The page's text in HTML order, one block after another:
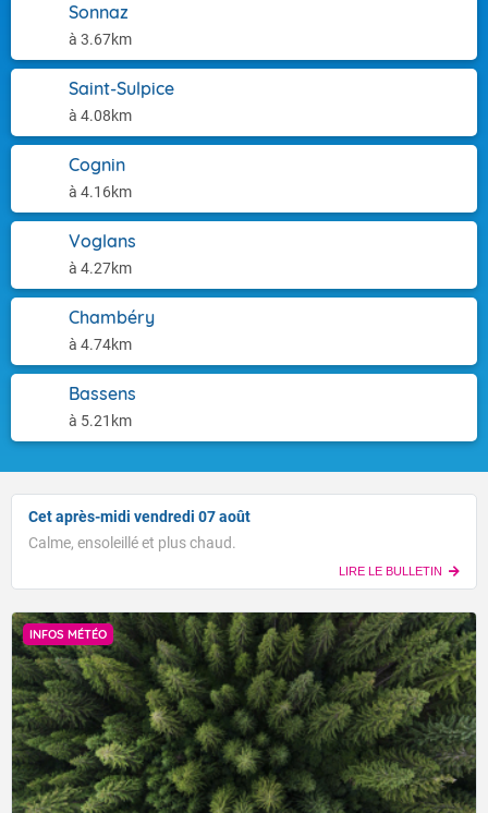
Sonnaz
à 3.67km
Saint-Sulpice
à 4.08km
Cognin
à 4.16km
Voglans
à 4.27km
Chambéry
à 4.74km
Bassens
à 5.21km
Cet après-midi vendredi 07 août
Calme, ensoleillé et plus chaud.
LIRE LE BULLETIN
INFOS MÉTÉO